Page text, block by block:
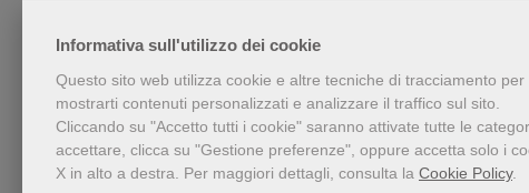
Informativa sull'utilizzo dei cookie
Questo sito web utilizza cookie e altre tecniche di tracciamento
mostrarti contenuti personalizzati e analizzare il traffico sul sito.
Cliccando su "Accetto tutti i cookie" saranno attivate tutte le
accettare, clicca su "Gestione preferenze", oppure accetta solo i
X in alto a destra. Per maggiori dettagli, consulta la Cookie Policy.
Chi ha visto questo